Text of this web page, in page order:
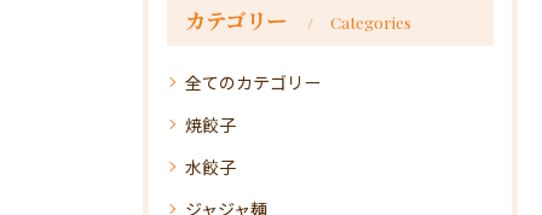
カテゴリー Categories
全てのカテゴリー
焼餃子
水餃子
ジャジャ麺